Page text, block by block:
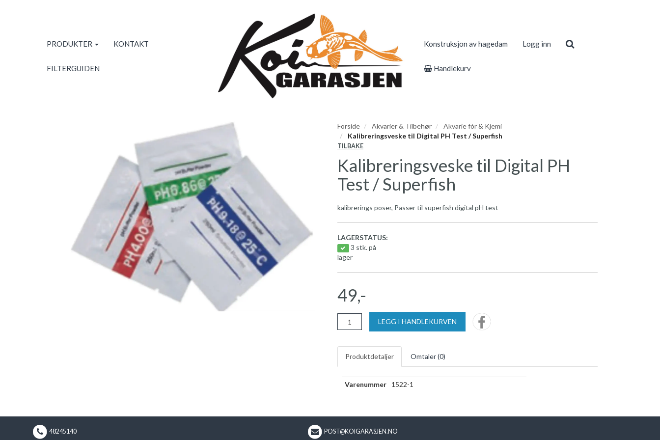
PRODUKTER KONTAKT
FILTERGUIDEN
Konstruksjon av hagedam Logg inn
Handlekurv
Forside Akvarier & Tilbehør
Akvarie fór & Kjemi
Kalibreringsveske til Digital PH Test / Superfish
TILBAKE
Kalibreringsveske til Digital PH
Test / Superfish
kalibrerings poser, Passer til superfish digital pH test
LAGERSTATUS:
3 stk. på
lager
49,-
LEGG I HANDLEKURVEN
Produktdetaljer Omtaler (0)
Varenummer 1522-1
48245140 POST@KOIGARASJEN.NO